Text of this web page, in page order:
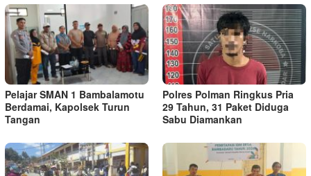
Pelajar SMAN 1 Bambalamotu
Berdamai, Kapolsek Turun
Tangan
Polres Polman Ringkus Pria
29 Tahun, 31 Paket Diduga
Sabu Diamankan